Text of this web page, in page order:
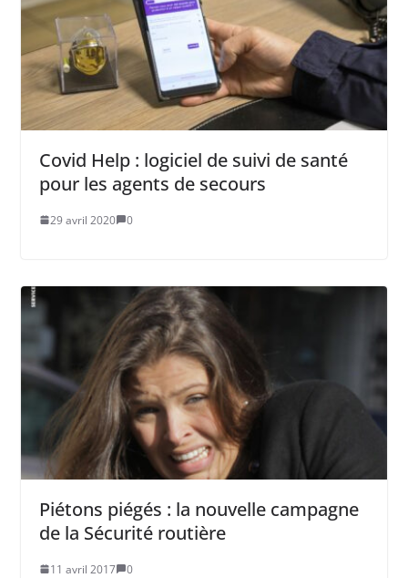
Covid Help : logiciel de suivi de santé
pour les agents de secours
29 avril 2020 0
Piétons piégés : la nouvelle campagne
de la Sécurité routière
11 avril 2017 0